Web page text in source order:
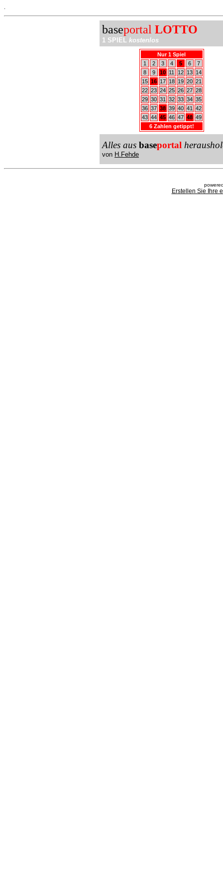
baseportal LOTTO
1 SPIEL kostenlos
Nur 1 Spiel
1
2 3 4 5 6
7
8
9 10 11 12 13
14
15 16 17 18 19 20 21
22 23 24 25 26 27 28
29 30 31 32 33 34 35
36 37 38 39 40 41
42
43 44 45 46 47 48 49
6 Zahlen getippt!
Alles aus baseportal
von H.Fehde
Erstellen Sie Ihre